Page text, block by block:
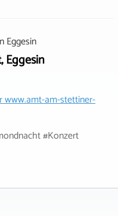
Eggesin
Eggesin
www.amt-am-stettiner-
#Konzert